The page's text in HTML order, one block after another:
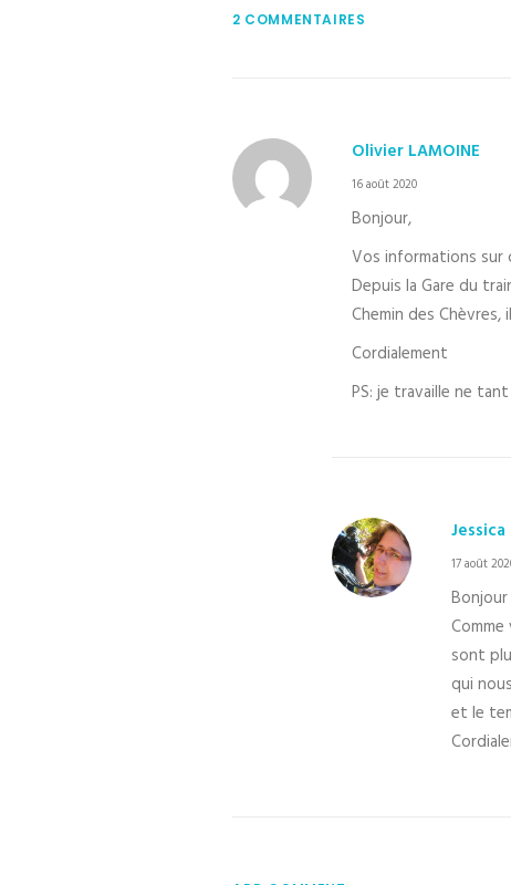
2 COMMENTAIRES
Olivier LAMOINE
16 août 2020
Bonjour,
Vos informations
Depuis la Gare du
Chemin des
Cordialement
PS: je travaille ne
Jessica
17 août
sont
qui
et le